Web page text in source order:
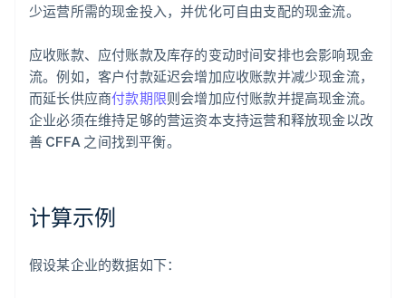
少运营所需的现金投入，并优化可自由支配的现金流。
应收账款、应付账款及库存的变动时间安排也会影响现金
流。例如，客户付款延迟会增加应收账款并减少现金流，
而延长供应商付款期限则会增加应付账款并提高现金流。
企业必须在维持足够的营运资本支持运营和释放现金以改
善 CFFA 之间找到平衡。
计算示例
假设某企业的数据如下：